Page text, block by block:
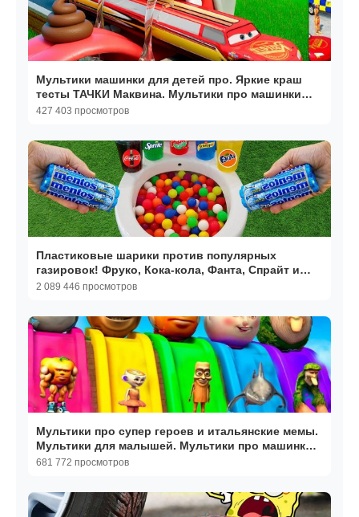
Мультики машинки для детей про. Яркие краш
тесты ТАЧКИ Маквина. Мультики про машинки
для малышей
427 403 просмотров
Пластиковые шарики против популярных
газировок! Фруко, Кока-кола, Фанта, Спрайт и
Ментос в туалете
2 089 446 просмотров
Мультики про супер героев и итальянские мемы.
Мультики для малышей. Мультики про машинки
детям
681 772 просмотров